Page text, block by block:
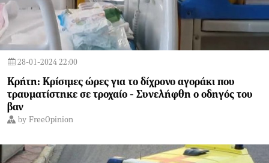
28-01-2024 22:00
Κρήτη: Κρίσιμες ώρες για το δίχρονο αγοράκι που
τραυματίστηκε σε τροχαίο - Συνελήφθη ο οδηγός του
βαν
by FreeOpinion